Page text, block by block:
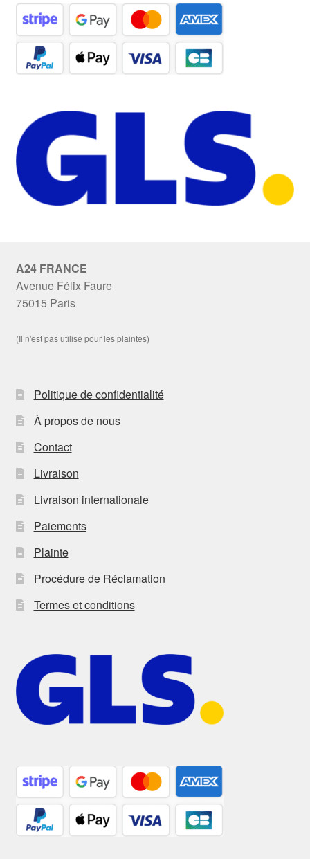
A24 FRANCE
Avenue Félix Faure
75015 Paris
(Il n'est pas utilisé pour les plaintes)
Politique de confidentialité
À propos de nous
Contact
Livraison
Livraison internationale
Paiements
Plainte
Procédure de Réclamation
Termes et conditions